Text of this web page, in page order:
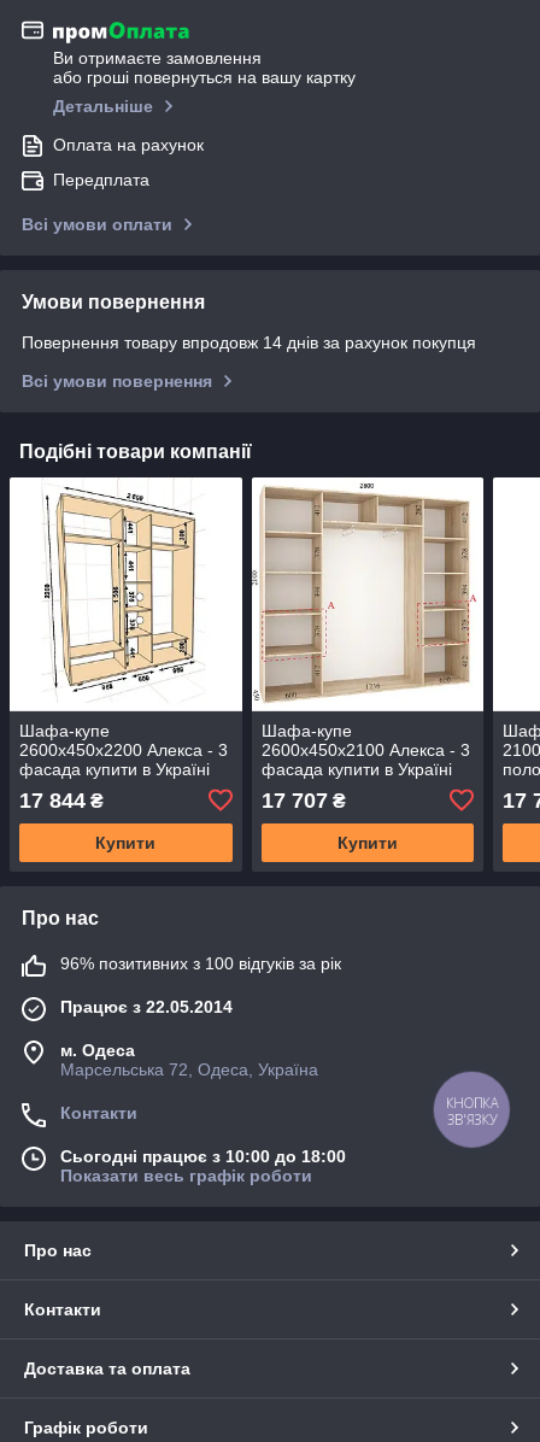
Ви отримаєте замовлення
або гроші повернуться на вашу картку
Детальніше
Оплата на рахунок
Передплата
Всі умови оплати
Умови повернення
Повернення товару впродовж 14 днів за рахунок покупця
Всі умови повернення
Подібні товари компанії
Шафа-купе
2600х450х2200 Алекса - 3
фасада купити в Україні
17 844 ₴
Купити
Шафа-купе
2600х450х2100 Алекса - 3
фасада купити в Україні
17 707₴
Купити
17
Про нас
96% позитивних з 100 відгуків за рік
Працює з 22.05.2014
м. Одеса
Марсельська 72, Одеса, Україна
Контакти
Сьогодні працює з 10:00 до 18:00
Показати весь графік роботи
Про нас
Контакти
Доставка та оплата
Графік роботи
КНОПКА
ЗВ'ЯЗКУ